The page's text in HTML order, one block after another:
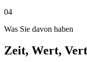
04
Was Sie davon haben
Zeit, Wert,